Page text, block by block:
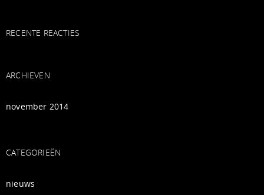
RECENTE REACTIES
ARCHIEVEN
november 2014
CATEGORIEËN
nieuws